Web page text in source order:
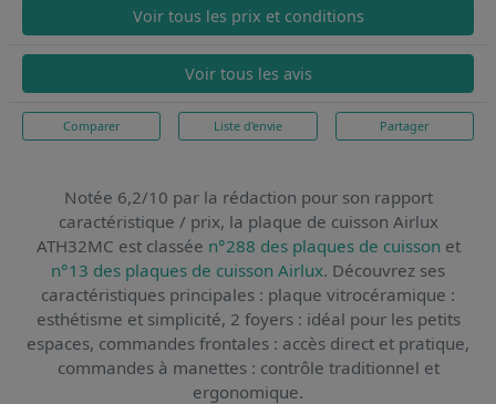
Voir tous les prix et conditions
Voir tous les avis
Comparer Liste d'envie Partager
Notée 6,2/10 par la rédaction pour son rapport
caractéristique / prix, la plaque de cuisson Airlux
ATH32MC est classée n°288 des plaques de cuisson et
n°13 des plaques de cuisson Airlux. Découvrez ses
caractéristiques principales : plaque vitrocéramique :
esthétisme et simplicité, 2 foyers : idéal pour les petits
espaces, commandes frontales : accès direct et pratique,
commandes à manettes : contrôle traditionnel et
ergonomique.